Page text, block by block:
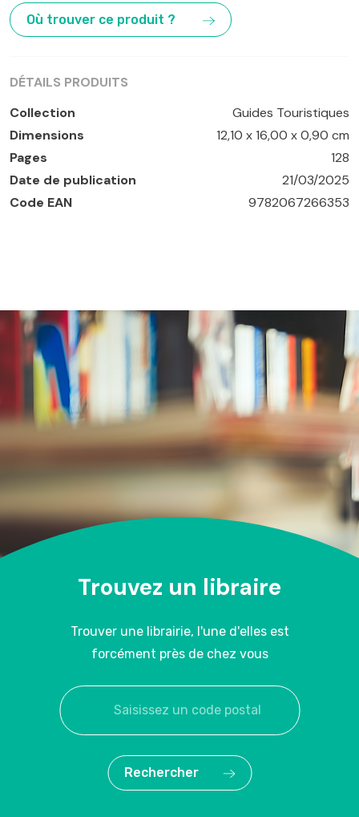
Où trouver ce produit ?
DÉTAILS PRODUITS
Collection
Guides Touristiques
Dimensions
12,10 x 16,00 x 0,90 cm
Pages
128
Date de publication
21/03/2025
Code EAN
9782067266353
Trouvez un libraire
Trouver une librairie, l'une d'elles est
forcément près de chez vous
Rechercher